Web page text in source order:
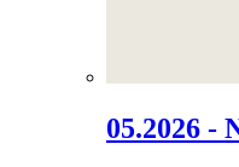
05.2026 -